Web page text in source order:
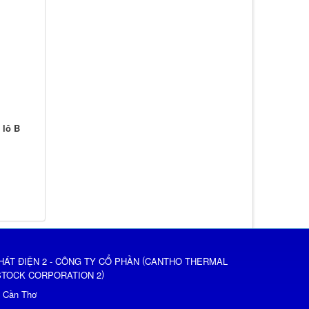
lô B
ĐIỆN 2 - CÔNG TY CỔ PHẦN (CANTHO THERMAL
CORPORATION 2)
Thơ